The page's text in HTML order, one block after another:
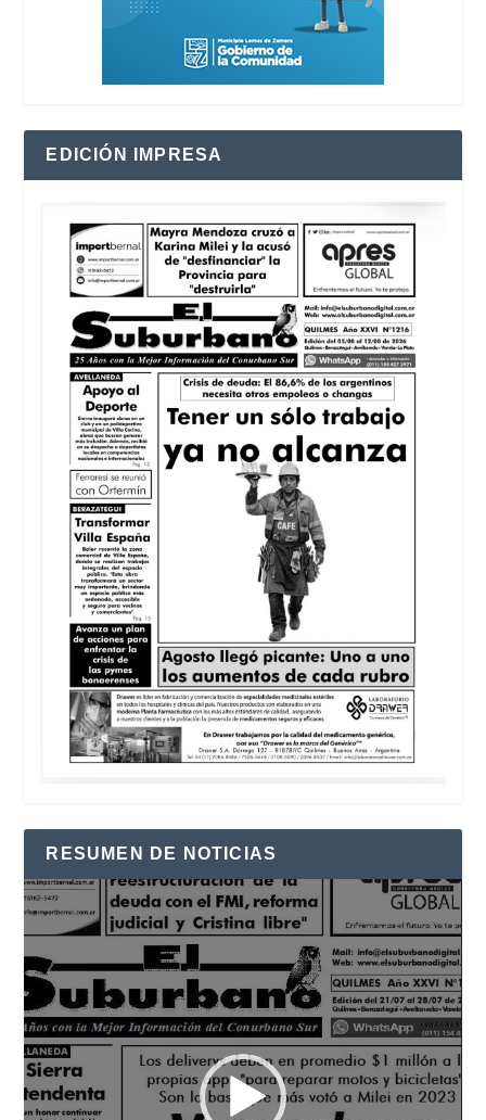
EDICIÓN IMPRESA
RESUMEN DE NOTICIAS
Reproductor
de
vídeo